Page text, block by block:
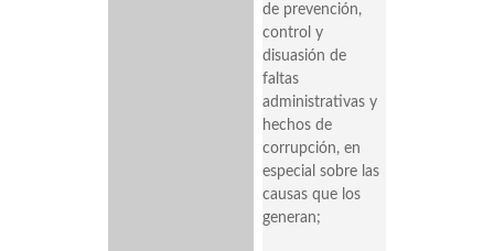
de prevención,
control y
disuasión de
faltas
administrativas y
hechos de
corrupción, en
especial sobre las
causas que los
generan;